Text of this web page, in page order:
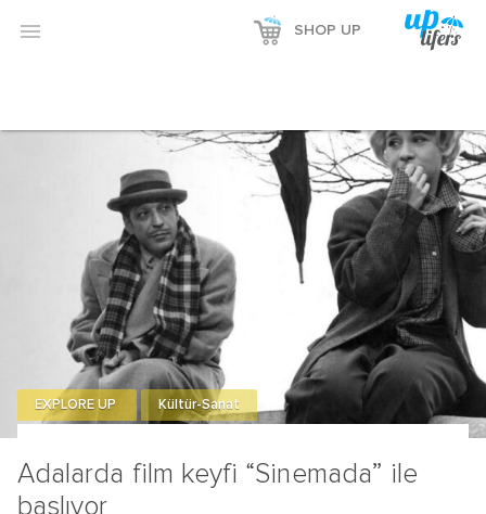
Reklamı Göster
Reklamı Gizle
 SHOP UP
Adalarda film keyfi “Sinemada” ile
başlıyor
EXPLORE UP Kültür-Sanat